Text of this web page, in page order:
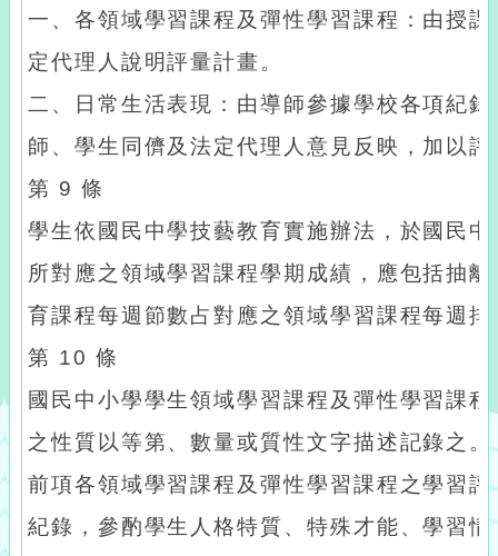
一、各領域學習課程及彈性學習課程：由授
定代理人說明評量計畫。
二、日常生活表現：由導師參據學校各項紀
師、學生同儕及法定代理人意見反映，加以評
第 9 條
學生依國民中學技藝教育實施辦法，於國民
所對應之領域學習課程學期成績，應包括抽
育課程每週節數占對應之領域學習課程每週
第 10 條
國民中小學學生領域學習課程及彈性學習課
之性質以等第、數量或質性文字描述記錄之。
前項各領域學習課程及彈性學習課程之學習
紀錄，參酌學生人格特質、特殊才能、學習